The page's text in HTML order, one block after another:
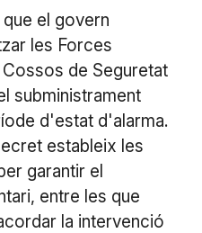
el govern
les Forces
de Seguretat
subministrament
d'estat d'alarma.
estableix les
garantir el
entre les que
la intervenció